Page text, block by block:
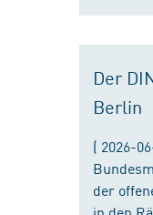
Der
Berlin
( 2026-
der